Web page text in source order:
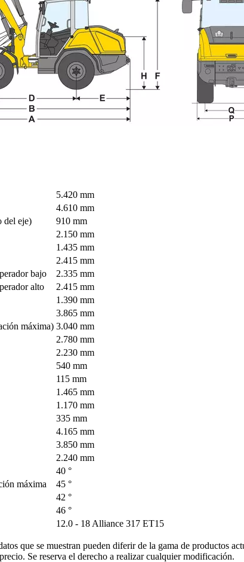
5.420 mm
4.610 mm
del eje)
910 mm
2.150 mm
1.435 mm
2.415 mm
bajo
2.335 mm
alto
2.415 mm
1.390 mm
3.865 mm
máxima) 3.040 mm
2.780 mm
2.230 mm
540 mm
115 mm
1.465 mm
1.170 mm
335 mm
4.165 mm
3.850 mm
2.240 mm
40 °
máxima
45 °
42 °
46 °
12.0 - 18 Alliance 317 ET15
que se muestran pueden diferir de la gama de productos
Se reserva el derecho a realizar cualquier modificación.